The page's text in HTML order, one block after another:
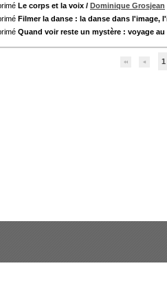
Le corps et la voix / Dominique Grosjean
Filmer la danse : la danse dans l'image,
Quand voir reste un mystère : voyage
1